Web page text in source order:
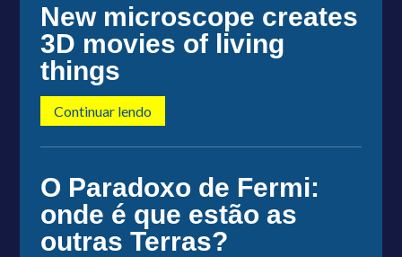
New microscope creates
3D movies of living
things
Continuar lendo
O Paradoxo de Fermi:
onde é que estão as
outras Terras?